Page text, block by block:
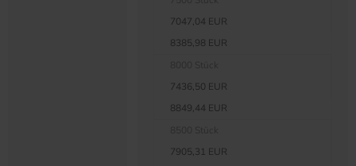
7047,04 EUR
8385,98 EUR
7436,50 EUR
8849,44 EUR
7905,31 EUR